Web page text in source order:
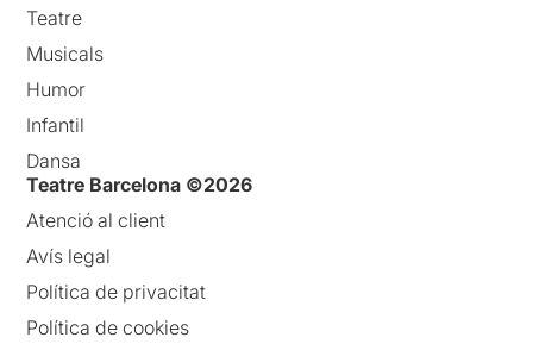
Teatre
Musicals
Humor
Infantil
Dansa
Teatre Barcelona ©2026
Atenció al client
Avís legal
Política de privacitat
Política de cookies